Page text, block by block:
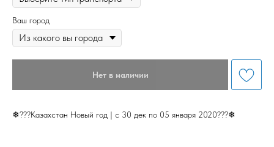
Ваш город
Нет в наличии
❄???Казахстан Новый год | c 30 дек по 05 января 2020???❄